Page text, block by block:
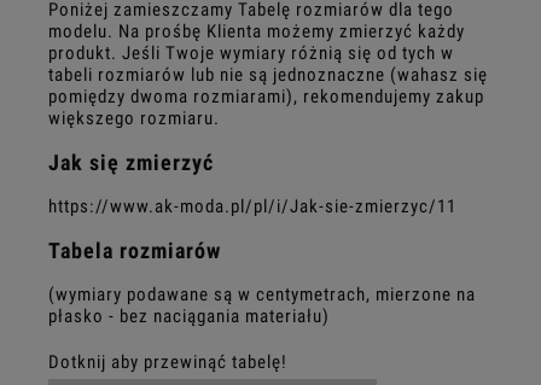
Poniżej zamieszczamy Tabelę rozmiarów dla tego
modelu. Na prośbę Klienta możemy zmierzyć każdy
produkt. Jeśli Twoje wymiary różnią się od tych w
tabeli rozmiarów lub nie są jednoznaczne (wahasz się
pomiędzy dwoma rozmiarami), rekomendujemy zakup
większego rozmiaru.
Jak się zmierzyć
https://www.ak-moda.pl/pl/i/Jak-sie-zmierzyc/11
Tabela rozmiarów
(wymiary podawane są w centymetrach, mierzone na
płasko - bez naciągania materiału)